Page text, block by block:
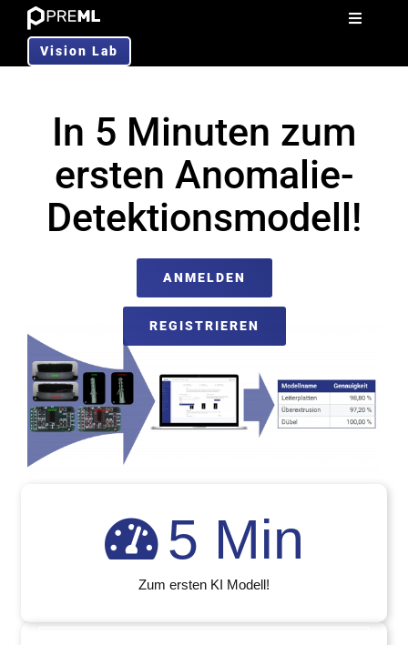
Zum
Inhalt
springen
Toggle
Produkt
Anwendung
Über Uns
Vision Lab
In 5 Minuten zum
ersten Anomalie-
Detektionsmodell!
ANMELDEN
REGISTRIEREN
5 Min
Zum ersten KI Modell!